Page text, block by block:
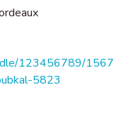
123456789/1567
5823